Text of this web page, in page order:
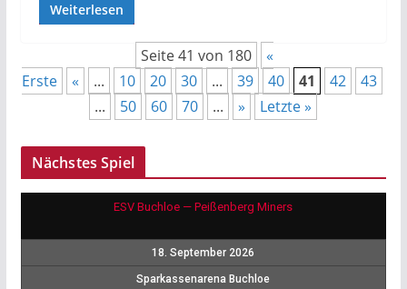
Weiterlesen
Seite 41 von 180
«
Erste
« ... 10 20 30 ... 39 40 41 42
43
...
50 60 70 ... » Letzte »
Nächstes Spiel
ESV Buchloe — Peißenberg Miners
18. September 2026
Sparkassenarena Buchloe